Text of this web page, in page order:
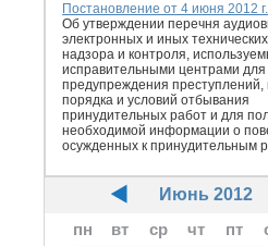
Постановление от 4 июня 2012
Об утверждении перечня
электронных и иных
надзора и контроля,
исправительными центрами для
предупреждения
порядка и условий отбывания
принудительных работ и для
необходимой информации о
осужденных к принудительным
Июнь 2012
пн
вт ср чт пт